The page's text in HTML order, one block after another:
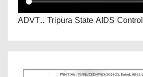
ADVT.. Tripura State AIDS